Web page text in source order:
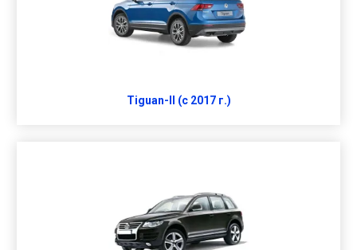
Tiguan-II (c 2017 г.)